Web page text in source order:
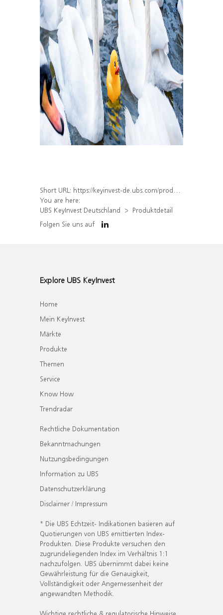
Short URL: https://keyinvest-de.ubs.com/produkt/detail/index/isin/DE000WA41P71
You are here:
UBS KeyInvest Deutschland
Produktdetail
Folgen Sie uns auf
Explore UBS KeyInvest
Home
Mein KeyInvest
Märkte
Produkte
Themen
Service
Know How
Trendradar
Rechtliche Dokumentation
Bekanntmachungen
Nutzungsbedingungen
Information zu UBS
Datenschutzerklärung
Disclaimer / Impressum
* Die UBS Echtzeit- Indikationen basieren auf
Quotierungen von UBS emittierten Index-
Produkten. Diese Produkte versuchen den
zugrundeliegenden Index im Verhältnis 1:1
nachzufolgen. UBS übernimmt dabei keine
Gewährleistung für die Genauigkeit,
Vollständigkeit oder Angemessenheit der
angewandten Methodik.